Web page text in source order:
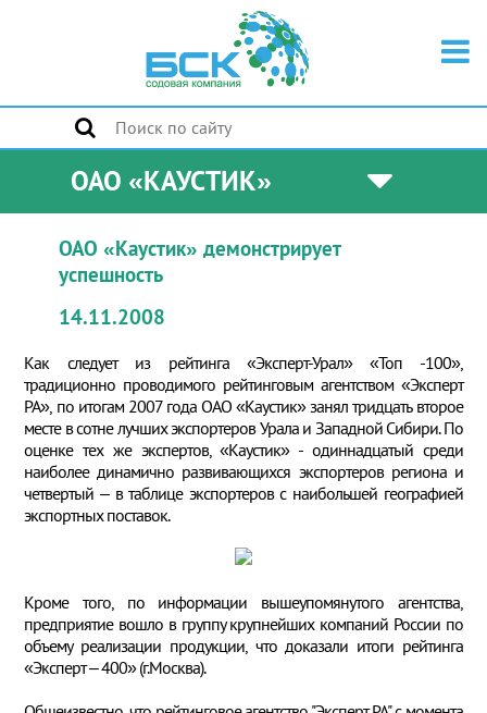
ОАО «КАУСТИК»
ОАО «Каустик» демонстрирует
успешность
14.11.2008
Как следует из рейтинга «Эксперт-Урал» «Топ -100»,
традиционно проводимого рейтинговым агентством «Эксперт
РА», по итогам 2007 года ОАО «Каустик» занял тридцать второе
месте в сотне лучших экспортеров Урала и Западной Сибири. По
оценке тех же экспертов, «Каустик» - одиннадцатый среди
наиболее динамично развивающихся экспортеров региона и
четвертый – в таблице экспортеров с наибольшей географией
экспортных поставок.
Кроме того, по информации вышеупомянутого агентства,
предприятие вошло в группу крупнейших компаний России по
объему реализации продукции, что доказали итоги рейтинга
«Эксперт – 400» (г.Москва).